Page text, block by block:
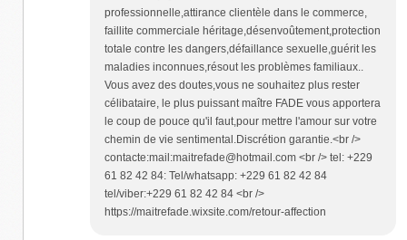
professionnelle,attirance clientèle dans le commerce,
faillite commerciale héritage,désenvoûtement,protection
totale contre les dangers,défaillance sexuelle,guérit les
maladies inconnues,résout les problèmes familiaux..
Vous avez des doutes,vous ne souhaitez plus rester
célibataire, le plus puissant maître FADE vous apportera
le coup de pouce qu'il faut,pour mettre l'amour sur votre
chemin de vie sentimental.Discrétion garantie.<br />
contacte:mail:maitrefade@hotmail.com <br /> tel: +229
61 82 42 84: Tel/whatsapp: +229 61 82 42 84
tel/viber:+229 61 82 42 84 <br />
https://maitrefade.wixsite.com/retour-affection